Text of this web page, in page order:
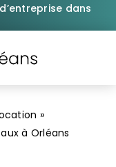
dans
»
à Orléans